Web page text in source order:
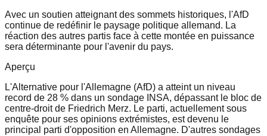
Avec un soutien atteignant des sommets historiques, l'AfD
continue de redéfinir le paysage politique allemand. La
réaction des autres partis face à cette montée en puissance
sera déterminante pour l'avenir du pays.
Aperçu
L'Alternative pour l'Allemagne (AfD) a atteint un niveau
record de 28 % dans un sondage INSA, dépassant le bloc de
centre-droit de Friedrich Merz. Le parti, actuellement sous
enquête pour ses opinions extrémistes, est devenu le
principal parti d'opposition en Allemagne. D'autres sondages